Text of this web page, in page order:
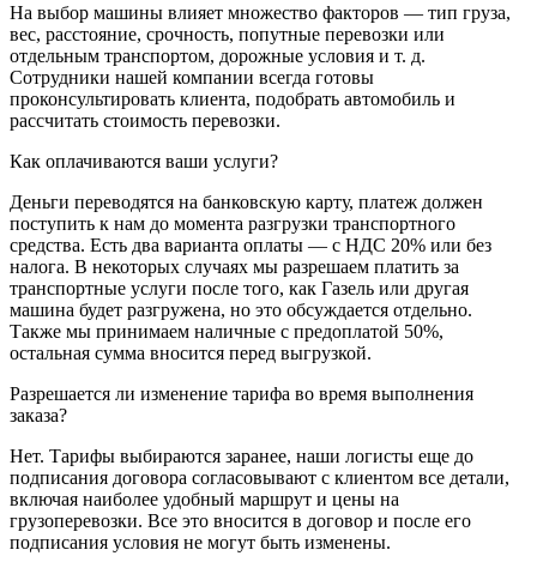
На выбор машины влияет множество факторов — тип груза,
вес, расстояние, срочность, попутные перевозки или
отдельным транспортом, дорожные условия и т. д.
Сотрудники нашей компании всегда готовы
проконсультировать клиента, подобрать автомобиль и
рассчитать стоимость перевозки.
Как оплачиваются ваши услуги?
Деньги переводятся на банковскую карту, платеж должен
поступить к нам до момента разгрузки транспортного
средства. Есть два варианта оплаты — с НДС 20% или без
налога. В некоторых случаях мы разрешаем платить за
транспортные услуги после того, как Газель или другая
машина будет разгружена, но это обсуждается отдельно.
Также мы принимаем наличные с предоплатой 50%,
остальная сумма вносится перед выгрузкой.
Разрешается ли изменение тарифа во время выполнения
заказа?
Нет. Тарифы выбираются заранее, наши логисты еще до
подписания договора согласовывают с клиентом все детали,
включая наиболее удобный маршрут и цены на
грузоперевозки. Все это вносится в договор и после его
подписания условия не могут быть изменены.